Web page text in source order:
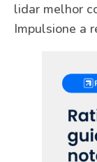
lidar melhor
Impulsione a